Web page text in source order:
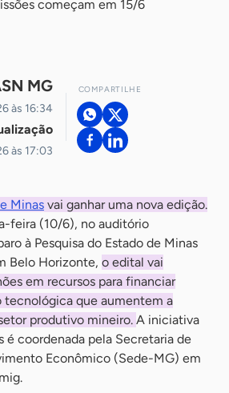
começam em 15/6
MG
às 16:34
às 17:03
COMPARTILHE
Minas vai ganhar uma nova edição.
feira (10/6), no auditório
à Pesquisa do Estado de Minas
Belo Horizonte, o edital vai
em recursos para financiar
tecnológica que aumentem a
produtivo mineiro. A iniciativa
é coordenada pela Secretaria de
Econômico (Sede-MG) em